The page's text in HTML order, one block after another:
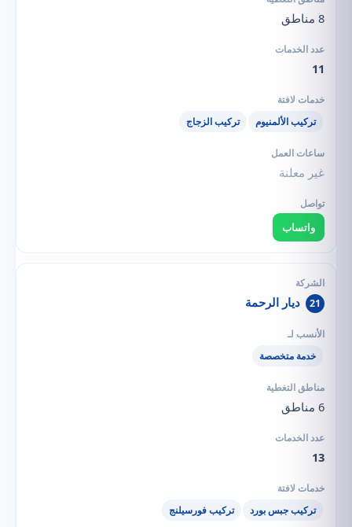
8 مناطق
11
تركيب الألمنيوم تركيب الزجاج
غير معلنة
واتساب
21 ديار الرحمة
خدمة متخصصة
6 مناطق
13
تركيب جبس بورد تركيب فورسيلنج